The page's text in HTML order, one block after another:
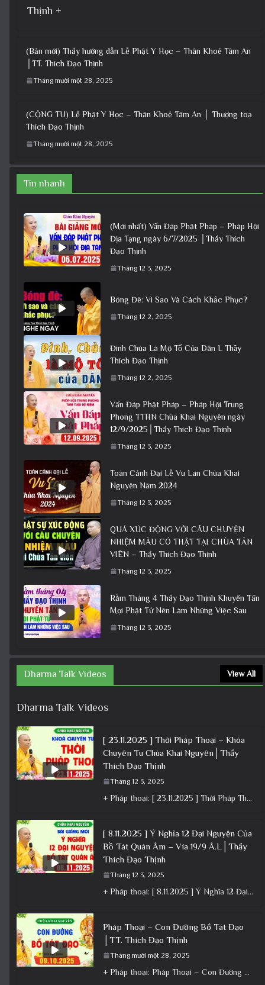
Thịnh +
(Bản mới) Thầy hướng dẫn Lễ Phật Y Học – Thân Khoẻ Tâm An
│TT. Thích Đạo Thịnh
Tháng mười một 28, 2025
(CỘNG TU) Lễ Phật Y Học – Thân Khoẻ Tâm An │ Thượng toạ
Thích Đạo Thịnh
Tháng mười một 28, 2025
Tin nhanh
(Mới nhất) Vấn Đáp Phật Pháp – Pháp Hội
Địa Tạng ngày 6/7/2025 │Thầy Thích
Đạo Thịnh
Tháng 12 3, 2025
Bóng Đè: Vì Sao Và Cách Khắc Phục?
Tháng 12 2, 2025
Đình Chùa Là Mộ Tổ Của Dân L Thầy
Thích Đạo Thịnh
Tháng 12 2, 2025
Vấn Đáp Phật Pháp – Pháp Hội Trung
Phong TTHN Chùa Khai Nguyên ngày
12/9/2025│Thầy Thích Đạo Thịnh
Tháng 12 3, 2025
Toàn Cảnh Đại Lễ Vu Lan Chùa Khai
Nguyên Năm 2024
Tháng 12 3, 2025
QUÁ XÚC ĐỘNG VỚI CÂU CHUYỆN
NHIỆM MÀU CÓ THẬT TẠI CHÙA TẢN
VIÊN – Thầy Thích Đạo Thịnh
Tháng 12 3, 2025
Rằm Tháng 4 Thầy Đạo Thịnh Khuyến Tấn
Mọi Phật Tử Nên Làm Những Việc Sau
Tháng 12 3, 2025
Dharma Talk Videos View All
Dharma Talk Videos
[ 23.11.2025 ] Thời Pháp Thoại – Khóa
Chuyên Tu Chùa Khai Nguyên│Thầy
Thích Đạo Thịnh
Tháng 12 3, 2025
+ Pháp thoại: [ 23.11.2025 ] Thời Pháp Thoại – Khóa Chuyên Tu Chùa Khai Nguyên│Thầy Thích Đạo Thịnh +
[ 8.11.2025 ] Ý Nghĩa 12 Đại Nguyện Của
Bồ Tát Quán Âm – Vía 19/9 Â.L│Thầy
Thích Đạo Thịnh
Tháng 12 3, 2025
+ Pháp thoại: [ 8.11.2025 ] Ý Nghĩa 12 Đại Nguyện Của Bồ Tát Quán Âm – Vía 19/9 Â.L│Thầy
Pháp Thoại – Con Đường Bồ Tát Đạo
│TT. Thích Đạo Thịnh
Tháng mười một 28, 2025
+ Pháp thoại: Pháp Thoại – Con Đường Bồ Tát Đạo │TT. Thích Đạo Thịnh + Album: Pháp Thoại +